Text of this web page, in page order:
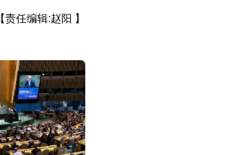
【责任编辑:赵阳 】